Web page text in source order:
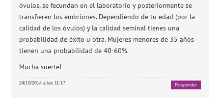
óvulos, se fecundan en el laboratorio y posteriormente se
transfieren los embriones. Dependiendo de tu edad (por la
calidad de los óvulos) y la calidad seminal tienes una
probabilidad de éxito u otra. Mujeres menores de 35 años
tienen una probabilidad de 40-60%.
Mucha suerte!
24/10/2014 a las 11:17 Responder